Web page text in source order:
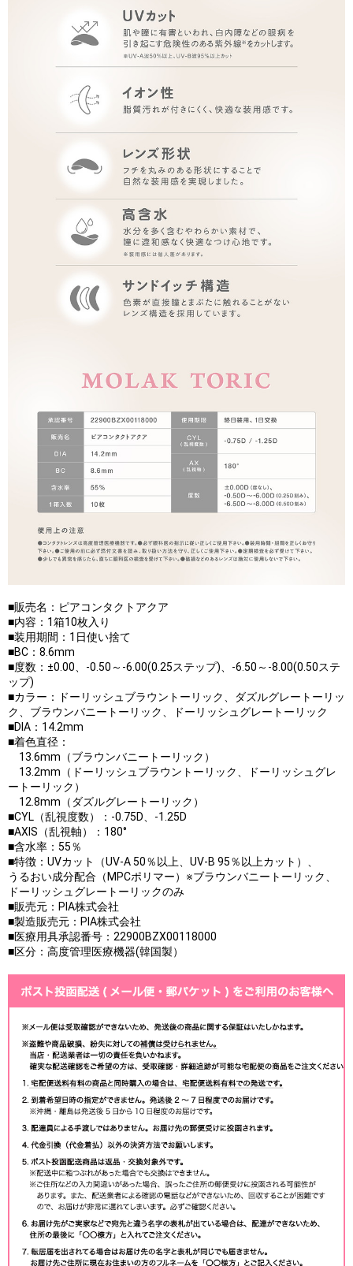
■販売名：ピアコンタクトアクア
■内容：1箱10枚入り
■装用期間：1日使い捨て
■BC：8.6mm
■度数：±0.00、-0.50～-6.00(0.25ステップ)、-6.50～-8.00(0.50ステ
ップ)
■カラー：ドーリッシュブラウントーリック、ダズルグレートーリッ
ク、ブラウンバニートーリック、ドーリッシュグレートーリック
■DIA：14.2mm
■着色直径：
13.6mm（ブラウンバニートーリック）
13.2mm（ドーリッシュブラウントーリック、ドーリッシュグレ
ートーリック）
12.8mm（ダズルグレートーリック）
■CYL（乱視度数）：-0.75D、-1.25D
■AXIS（乱視軸）：180°
■含水率：55％
■特徴：UVカット（UV-A 50％以上、UV-B 95％以上カット）、
うるおい成分配合（MPCポリマー）※ブラウンバニートーリック、
ドーリッシュグレートーリックのみ
■販売元：PIA株式会社
■製造販売元：PIA株式会社
■医療用具承認番号：22900BZX00118000
■区分：高度管理医療機器(韓国製）